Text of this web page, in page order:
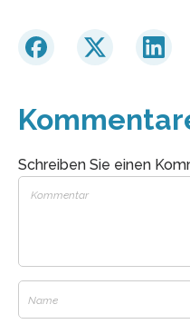
Schreiben Sie einen